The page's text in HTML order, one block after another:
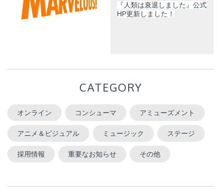
『人類は衰退しました』公式
HP更新しました！
CATEGORY
オンライン コンシューマ アミューズメント
アニメ＆ビジュアル ミュージック ステージ
採用情報 重要なお知らせ その他